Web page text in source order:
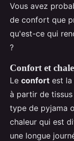
Vous avez
de confort que
qu'est-ce qui
?
Confort et
Le confort est
à partir de
type de pyjama
chaleur qui est
une longue